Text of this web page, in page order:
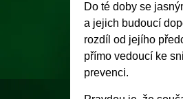
Do té doby se
a jejich budoucí
rozdíl od jejího
přímo vedoucí ke
prevenci.